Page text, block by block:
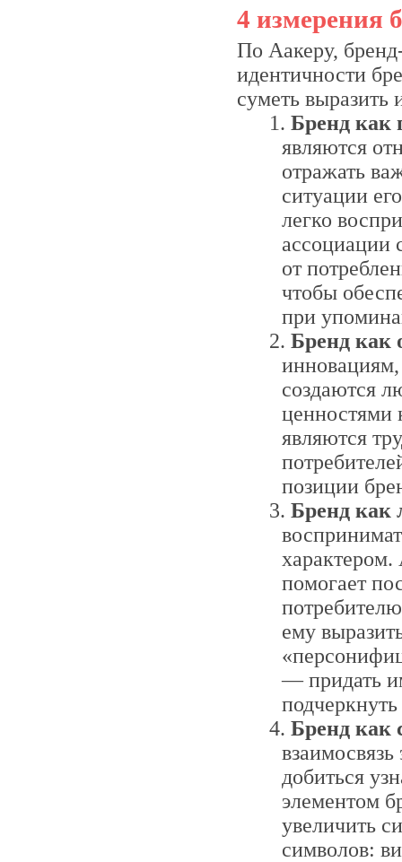
4 измерения
По Аакеру,
идентичности
суметь выразить
Бренд как
являются
отражать
ситуации
легко
ассоциации
от
чтобы
при
Бренд как
создаются
ценностями
являются
позиции
Бренд как
характером.
помогает
ему
— придать
Бренд как
добиться
элементом
увеличить
символов: